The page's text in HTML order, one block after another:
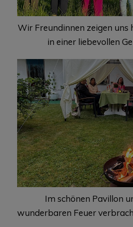
Wir Freundinnen zeigen uns
in einer liebevollen
Im schönen Pavillon
wunderbaren Feuer